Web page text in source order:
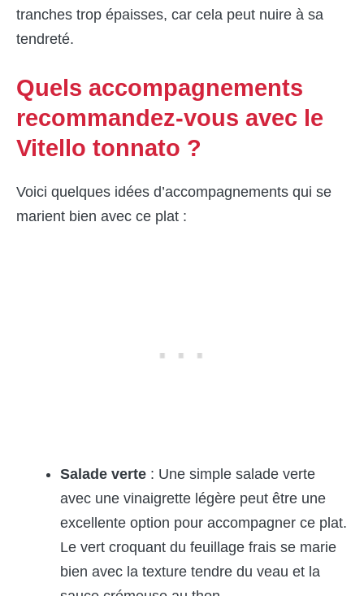
tranches trop épaisses, car cela peut nuire à sa
tendreté.
Quels accompagnements
recommandez-vous avec le
Vitello tonnato ?
Voici quelques idées d’accompagnements qui se
marient bien avec ce plat :
Salade verte : Une simple salade verte
avec une vinaigrette légère peut être une
excellente option pour accompagner ce plat.
Le vert croquant du feuillage frais se marie
bien avec la texture tendre du veau et la